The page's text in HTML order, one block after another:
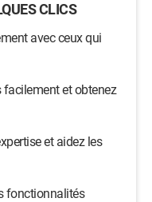
CLICS
avec ceux qui
et obtenez
et aidez les
fonctionnalités